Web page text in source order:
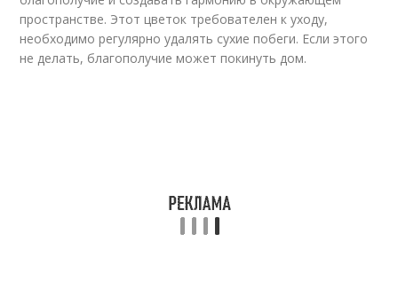
пространстве. Этот цветок требователен к уходу,
необходимо регулярно удалять сухие побеги. Если этого
не делать, благополучие может покинуть дом.